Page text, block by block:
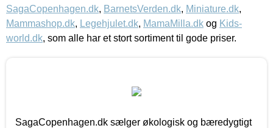
SagaCopenhagen.dk, BarnetsVerden.dk, Miniature.dk,
Mammashop.dk, Legehjulet.dk, MamaMilla.dk og Kids-
world.dk, som alle har et stort sortiment til gode priser.
SagaCopenhagen.dk sælger økologisk og bæredygtigt